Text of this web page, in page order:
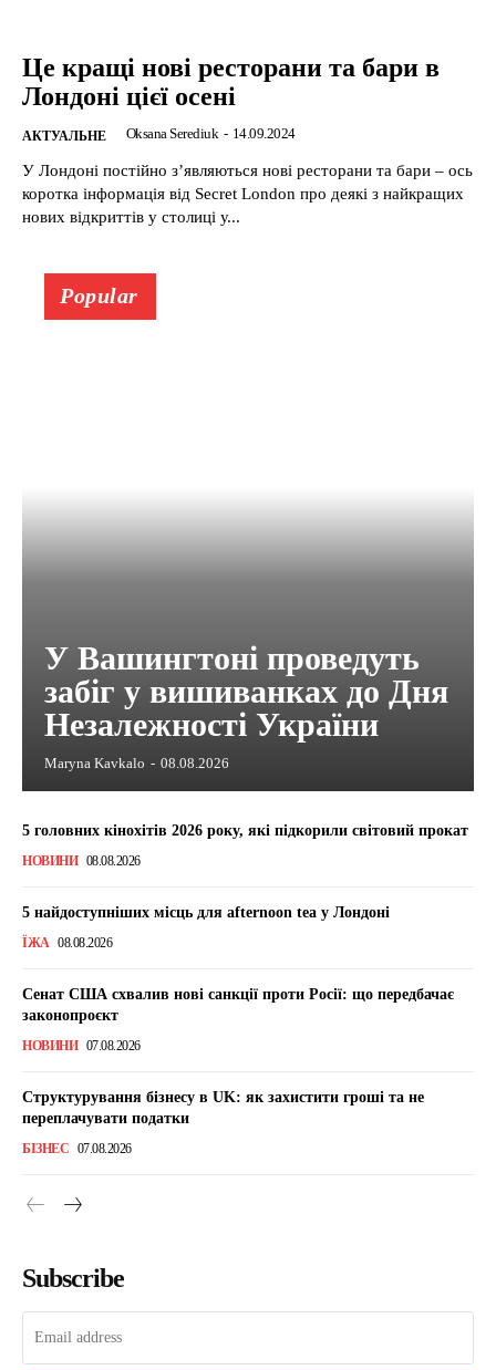
Це кращі нові ресторани та бари в
Лондоні цієї осені
АКТУАЛЬНЕ Oksana Serediuk - 14.09.2024
У Лондоні постійно з’являються нові ресторани та бари – ось
коротка інформація від Secret London про деякі з найкращих
нових відкриттів у столиці у...
Popular
У Вашингтоні проведуть
забіг у вишиванках до Дня
Незалежності України
Maryna Kavkalo - 08.08.2026
5 головних кінохітів 2026 року, які підкорили світовий прокат
НОВИНИ 08.08.2026
5 найдоступніших місць для afternoon tea у Лондоні
ЇЖА 08.08.2026
Сенат США схвалив нові санкції проти Росії: що передбачає
законопроєкт
НОВИНИ 07.08.2026
Структурування бізнесу в UK: як захистити гроші та не
переплачувати податки
БІЗНЕС 07.08.2026
Subscribe